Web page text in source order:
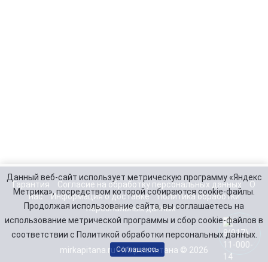
Гарантия Согласие на обработку персональных данных
О
нас
Информация о доставке
Политика обработки
персональных данных
mirkapitana.ru - Мир капитана © 2026
Данный веб-сайт использует метрическую программу «Яндекс
Метрика», посредством которой собираются cookie-файлы.
Продолжая использование сайта, вы соглашаетесь на
использование метрической программы и сбор cookie-файлов в
соответствии с Политикой обработки персональных данных.
Соглашаюсь